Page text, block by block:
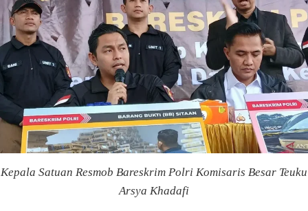
Kepala Satuan Resmob Bareskrim Polri Komisaris Besar Teuku
Arsya Khadafi